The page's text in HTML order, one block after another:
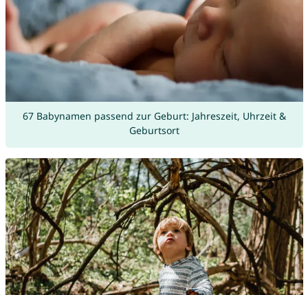
67 Babynamen passend zur Geburt: Jahreszeit, Uhrzeit &
Geburtsort